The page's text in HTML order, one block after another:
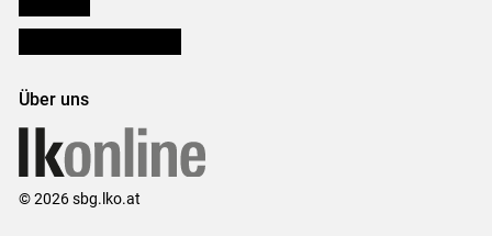
Über uns
© 2026 sbg.lko.at